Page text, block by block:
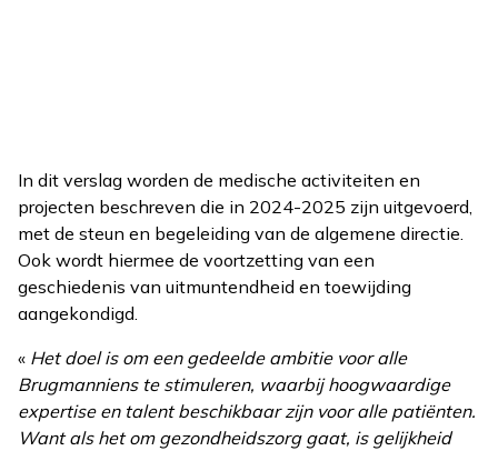
In dit verslag worden de medische activiteiten en
projecten beschreven die in 2024-2025 zijn uitgevoerd,
met de steun en begeleiding van de algemene directie.
Ook wordt hiermee de voortzetting van een
geschiedenis van uitmuntendheid en toewijding
aangekondigd.
« Het doel is om een gedeelde ambitie voor alle
Brugmanniens te stimuleren, waarbij hoogwaardige
expertise en talent beschikbaar zijn voor alle patiënten.
Want als het om gezondheidszorg gaat, is gelijkheid